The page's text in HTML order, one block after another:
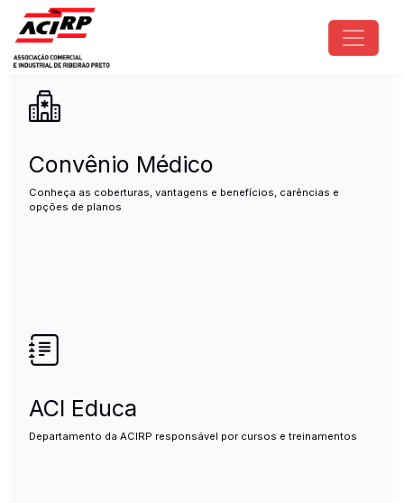
Pular para o conteúdo principal
ACIRP - Associação Comercial
Convênio Médico
Conheça as coberturas, vantagens e benefícios, carências e
opções de planos
ACI Educa
Departamento da ACIRP responsável por cursos e treinamentos